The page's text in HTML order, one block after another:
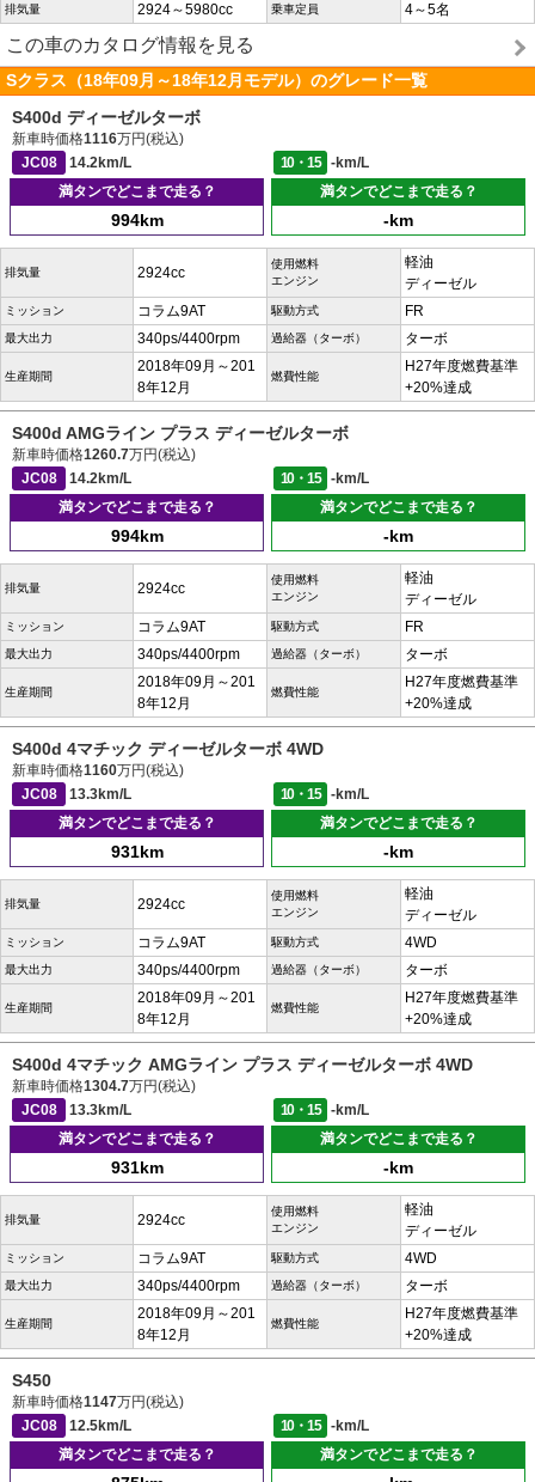
排気量 2924～5980cc 乗車定員 4～5名
この車のカタログ情報を見る
Sクラス（18年09月～18年12月モデル）のグレード一覧
S400d ディーゼルターボ
新車時価格1116万円(税込)
JC08
14.2km/L 10・15
-km/L
満タンでどこまで走る？
994km
満タンでどこまで走る？
-km
排気量 2924cc
使用燃料
エンジン
軽油
ディーゼル
ミッション コラム9AT 駆動方式 FR
最大出力 340ps/4400rpm 過給器（ターボ） ターボ
生産期間
2018年09月～201
8年12月
燃費性能
H27年度燃費基準
+20%達成
S400d AMGライン プラス ディーゼルターボ
新車時価格1260.7万円(税込)
JC08
14.2km/L 10・15
-km/L
満タンでどこまで走る？
994km
満タンでどこまで走る？
-km
排気量 2924cc
使用燃料
エンジン
軽油
ディーゼル
ミッション コラム9AT 駆動方式 FR
最大出力 340ps/4400rpm 過給器（ターボ） ターボ
生産期間
2018年09月～201
8年12月
燃費性能
H27年度燃費基準
+20%達成
S400d 4マチック ディーゼルターボ 4WD
新車時価格1160万円(税込)
JC08
13.3km/L 10・15
-km/L
満タンでどこまで走る？
931km
満タンでどこまで走る？
-km
排気量 2924cc
使用燃料
エンジン
軽油
ディーゼル
ミッション コラム9AT 駆動方式 4WD
最大出力 340ps/4400rpm 過給器（ターボ） ターボ
生産期間
2018年09月～201
8年12月
燃費性能
H27年度燃費基準
+20%達成
S400d 4マチック AMGライン プラス ディーゼルターボ 4WD
新車時価格1304.7万円(税込)
JC08
13.3km/L 10・15
-km/L
満タンでどこまで走る？
931km
満タンでどこまで走る？
-km
排気量 2924cc
使用燃料
エンジン
軽油
ディーゼル
ミッション コラム9AT 駆動方式 4WD
最大出力 340ps/4400rpm 過給器（ターボ） ターボ
生産期間
2018年09月～201
8年12月
燃費性能
H27年度燃費基準
+20%達成
S450
新車時価格1147万円(税込)
JC08
12.5km/L 10・15
-km/L
満タンでどこまで走る？
満タンでどこまで走る？